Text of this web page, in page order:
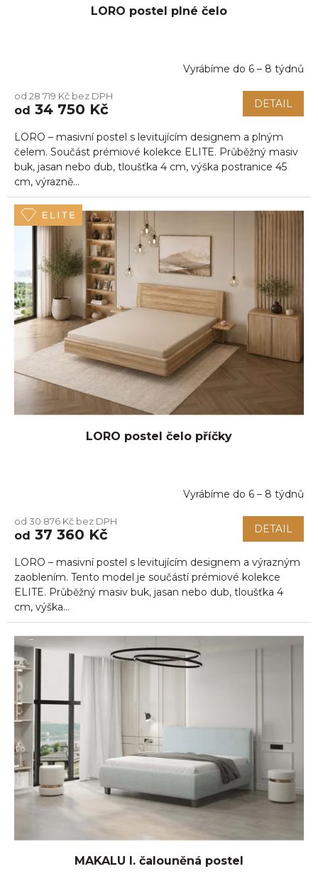
LORO postel plné čelo
produktu
je
z
5
hvězdiček.
Vyrábíme do 6 – 8 týdnů
od 28 719 Kč bez DPH
od 34 750 Kč DETAIL
LORO – masivní postel s levitujícím designem a plným
čelem. Součást prémiové kolekce ELITE. Průběžný masiv
buk, jasan nebo dub, tloušťka 4 cm, výška postranice 45
cm, výrazně...
LORO postel čelo příčky
Vyrábíme do 6 – 8 týdnů
od 30 876 Kč bez DPH
od 37 360 Kč DETAIL
LORO – masivní postel s levitujícím designem a výrazným
zaoblením. Tento model je součástí prémiové kolekce
ELITE. Průběžný masiv buk, jasan nebo dub, tloušťka 4
cm, výška...
MAKALU I. čalouněná postel